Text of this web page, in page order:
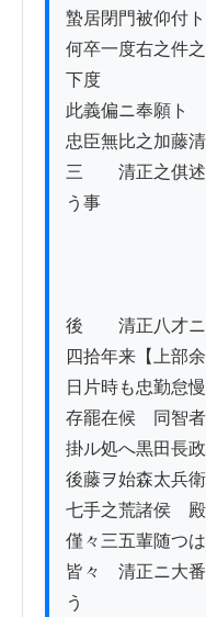
蟄居閉門被仰付
何卒一度右之件
下度
此義偏ニ奉願ト
忠臣無比之加藤
三　　清正之倛
う事
後　　清正八才
四拾年来【上部
日片時も忠勤怠
存罷在候　同智
掛ル処へ黒田長
後藤ヲ始森太兵
七手之荒諸侯　
僅々三五輩随つ
皆々ゟ清正ニ大
う